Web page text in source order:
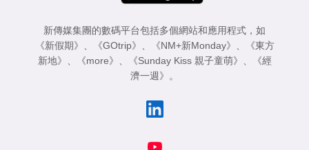
新傳媒集團的數碼平台包括多個網站和應用程式，如
《新假期》
《GOtrip》 《NM+新Monday》
《東方
新地》
《more》 《Sunday Kiss 親子童萌》
《經
濟一週》
。